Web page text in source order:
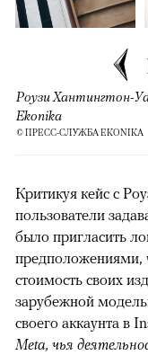
Роузи Хантингтон-
Ekonika
© ПРЕСС-СЛУЖБА EKONIKA
Критикуя кейс с
пользователи
было пригласить
предположениями,
стоимость своих
зарубежной
своего аккаунта в
Meta, чья